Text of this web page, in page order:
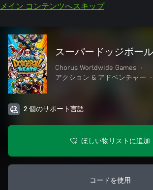
メイン コンテンツへスキップ
スーパードッジボー
Chorus Worldwide Games
•
アクション & アドベンチャー
•
2 個のサポート言語
ほしい物リストに追加
コードを使用